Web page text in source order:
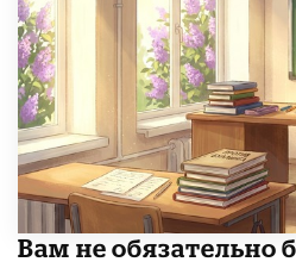
​Вам не обязательно